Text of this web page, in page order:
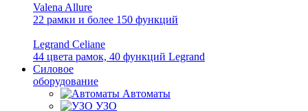
Valena Allure
22 рамки и более 150 функций
Legrand Celiane
44 цвета рамок, 40 функций Legrand
Силовое
оборудование
Автоматы
УЗО